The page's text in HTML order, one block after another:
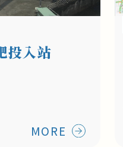
投入站
MORE